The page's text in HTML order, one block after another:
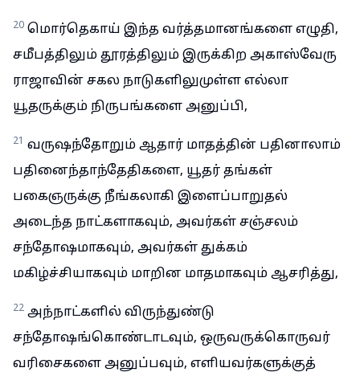
20 மொர்தெகாய் இந்த வர்த்தமானங்களை எழுதி,
சமீபத்திலும் தூரத்திலும் இருக்கிற அகாஸ்வேரு
ராஜாவின் சகல நாடுகளிலுமுள்ள எல்லா
யூதருக்கும் நிருபங்களை அனுப்பி,
21 வருஷந்தோறும் ஆதார் மாதத்தின் பதினாலாம்
பதினைந்தாந்தேதிகளை, யூதர் தங்கள்
பகைஞருக்கு நீங்கலாகி இளைப்பாறுதல்
அடைந்த நாட்களாகவும், அவர்கள் சஞ்சலம்
சந்தோஷமாகவும், அவர்கள் துக்கம்
மகிழ்ச்சியாகவும் மாறின மாதமாகவும் ஆசரித்து,
22 அந்நாட்களில் விருந்துண்டு
சந்தோஷங்கொண்டாடவும், ஒருவருக்கொருவர்
வரிசைகளை அனுப்பவும், எளியவர்களுக்குத்